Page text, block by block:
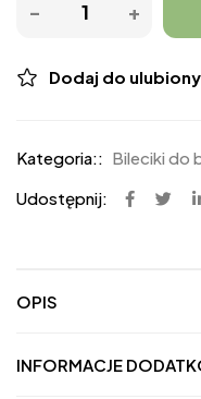
Dodaj do
Kategoria:: Bileciki do
Udostępnij:
OPIS
INFORMACJE